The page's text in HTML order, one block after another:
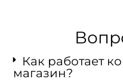
Как работает
магазин?